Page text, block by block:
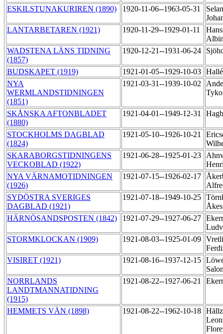
ESKILSTUNAKURIREN (1890)
1920-11-06--1963-05-31
LANTARBETAREN (1921)
1920-11-29--1929-01-11
WADSTENA LÄNS TIDNING
(1857)
1920-12-21--1931-06-24
BUDSKAPET (1919) 1921-01-05--1929-10-03
NYA
WERMLANDSTIDNINGEN
(1851)
1921-03-31--1939-10-02
SKÅNSKA AFTONBLADET
(1880)
1921-04-01--1949-12-31
STOCKHOLMS DAGBLAD
(1824)
1921-05-10--1926-10-21
SKARABORGSTIDNINGENS
VECKOBLAD (1922)
1921-06-28--1925-01-23
NYA VÄRNAMOTIDNINGEN
(1926)
1921-07-15--1926-02-17
SYDÖSTRA SVERIGES
DAGBLAD (1921)
1921-07-18--1949-10-25
HÄRNÖSANDSPOSTEN (1842)
1921-07-29--1927-06-27
STORMKLOCKAN (1909)
1921-08-03--1925-01-09
VISIRET (1921)
1921-08-16--1937-12-15
NORRLANDS
LANDTMANNATIDNING
(1915)
1921-08-22--1927-06-21
HEMMETS VÄN (1898) 1921-08-22--1962-10-18